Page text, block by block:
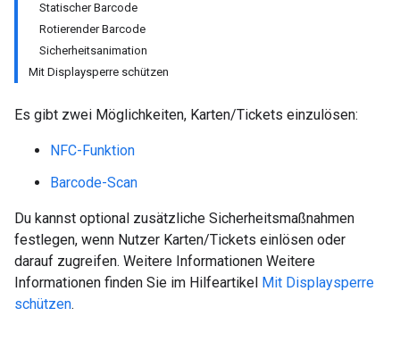
Statischer Barcode
Rotierender Barcode
Sicherheitsanimation
Mit Displaysperre schützen
Es gibt zwei Möglichkeiten, Karten/Tickets einzulösen:
NFC-Funktion
Barcode-Scan
Du kannst optional zusätzliche Sicherheitsmaßnahmen
festlegen, wenn Nutzer Karten/Tickets einlösen oder
darauf zugreifen. Weitere Informationen Weitere
Informationen finden Sie im Hilfeartikel Mit Displaysperre
schützen.